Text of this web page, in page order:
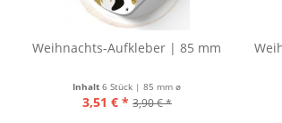
Weihnachts-Aufkleber | 85 mm
Inhalt6 Stück | 85 mm ø
3,51 € * 3,90 € *